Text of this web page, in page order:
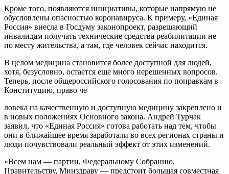
Кроме того, появляются инициативы, которые напрямую не
обусловлены опасностью коронавируса. К примеру, «Единая
Россия» внесла в Госдуму законопроект, разрешающий
инвалидам получать технические средства реабилитации не
по месту жительства, а там, где человек сейчас находится.
В целом медицина становится более доступной для людей,
хотя, безусловно, остается еще много нерешенных вопросов.
Теперь, после общероссийского голосования по поправкам в
Конституцию, право че
ловека на качественную и доступную медицину закреплено и
в новых положениях Основного закона. Андрей Турчак
заявил, что «Единая Россия» готова работать над тем, чтобы
они в ближайшее время заработали во всех регионах страны и
люди почувствовали реальный эффект от этих изменений.
«Всем нам — партии, Федеральному Собранию,
Правительству, Минздраву — предстоит большая совместная